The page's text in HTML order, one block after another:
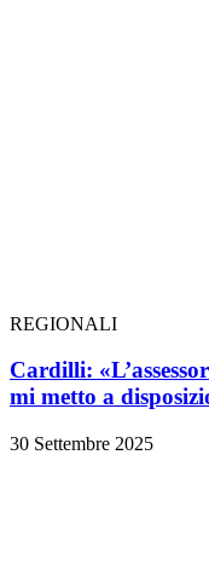
REGIONALI
Cardilli:
mi metto a
30 Settembre 2025